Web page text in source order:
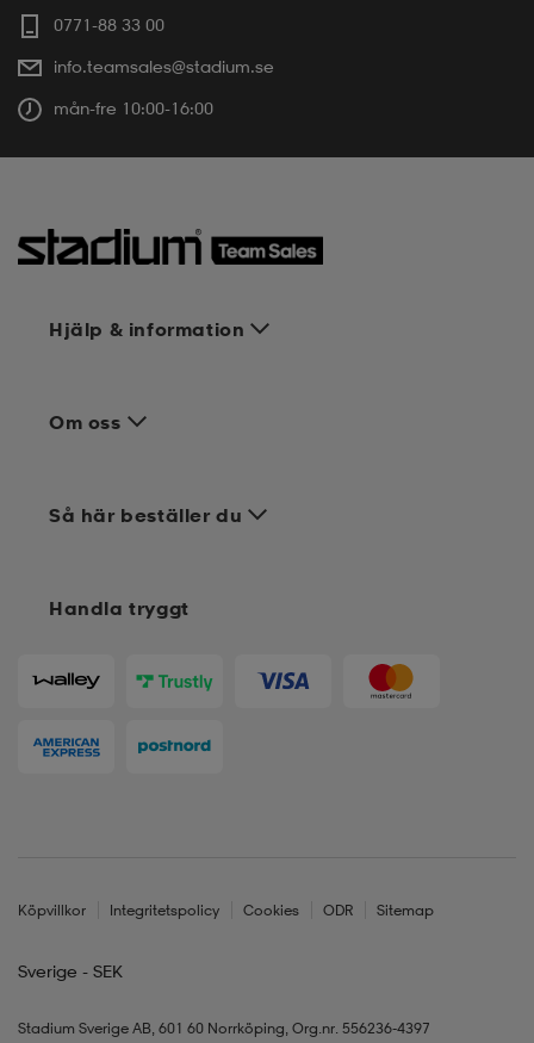
0771-88 33 00
info.teamsales@stadium.se
mån-fre 10:00-16:00
Hjälp & information
Om oss
Handla tryggt
Så här beställer du
Köpvillkor Integritetspolicy Cookies ODR Sitemap
Sverige - SEK
Stadium Sverige AB, 601 60 Norrköping, Org.nr. 556236-4397